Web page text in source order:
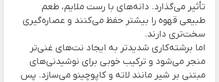
تأثیر می‌گذارد. دانه‌های با رست ملایم، طعم
طبیعی قهوه را بیشتر حفظ می‌کنند و عصاره‌گیری
سخت‌تری دارند.
اما برشته‌کاری شدیدتر به ایجاد نت‌های غنی‌تر
منجر می‌شود و ترکیب خوبی برای نوشیدنی‌های
مبتنی بر شیر مانند لاته و کاپوچینو می‌سازد. پس